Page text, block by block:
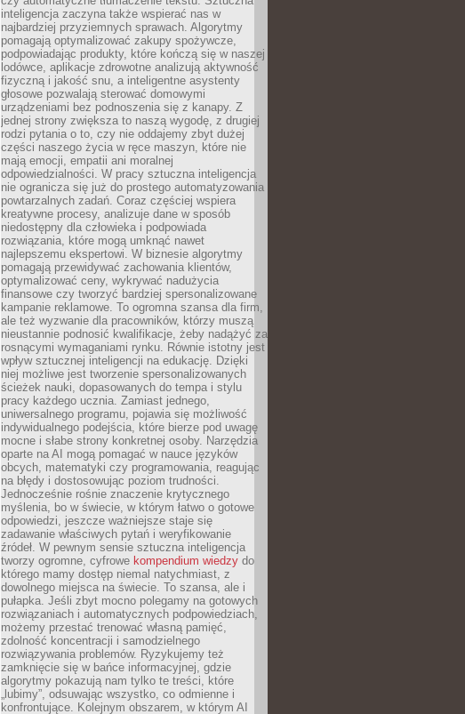
inteligencja zaczyna także wspierać nas w
najbardziej przyziemnych sprawach. Algorytmy
pomagają optymalizować zakupy spożywcze,
podpowiadając produkty, które kończą się w naszej
lodówce, aplikacje zdrowotne analizują aktywność
fizyczną i jakość snu, a inteligentne asystenty
głosowe pozwalają sterować domowymi
urządzeniami bez podnoszenia się z kanapy. Z
jednej strony zwiększa to naszą wygodę, z drugiej
rodzi pytania o to, czy nie oddajemy zbyt dużej
części naszego życia w ręce maszyn, które nie
mają emocji, empatii ani moralnej
odpowiedzialności. W pracy sztuczna inteligencja
nie ogranicza się już do prostego automatyzowania
powtarzalnych zadań. Coraz częściej wspiera
kreatywne procesy, analizuje dane w sposób
niedostępny dla człowieka i podpowiada
rozwiązania, które mogą umknąć nawet
najlepszemu ekspertowi. W biznesie algorytmy
pomagają przewidywać zachowania klientów,
optymalizować ceny, wykrywać nadużycia
finansowe czy tworzyć bardziej spersonalizowane
kampanie reklamowe. To ogromna szansa dla firm,
ale też wyzwanie dla pracowników, którzy muszą
nieustannie podnosić kwalifikacje, żeby nadążyć za
rosnącymi wymaganiami rynku. Równie istotny jest
wpływ sztucznej inteligencji na edukację. Dzięki
niej możliwe jest tworzenie spersonalizowanych
ścieżek nauki, dopasowanych do tempa i stylu
pracy każdego ucznia. Zamiast jednego,
uniwersalnego programu, pojawia się możliwość
indywidualnego podejścia, które bierze pod uwagę
mocne i słabe strony konkretnej osoby. Narzędzia
oparte na AI mogą pomagać w nauce języków
obcych, matematyki czy programowania, reagując
na błędy i dostosowując poziom trudności.
Jednocześnie rośnie znaczenie krytycznego
myślenia, bo w świecie, w którym łatwo o gotowe
odpowiedzi, jeszcze ważniejsze staje się
zadawanie właściwych pytań i weryfikowanie
źródeł. W pewnym sensie sztuczna inteligencja
tworzy ogromne, cyfrowe kompendium wiedzy do
którego mamy dostęp niemal natychmiast, z
dowolnego miejsca na świecie. To szansa, ale i
pułapka. Jeśli zbyt mocno polegamy na gotowych
rozwiązaniach i automatycznych podpowiedziach,
możemy przestać trenować własną pamięć,
zdolność koncentracji i samodzielnego
rozwiązywania problemów. Ryzykujemy też
zamknięcie się w bańce informacyjnej, gdzie
algorytmy pokazują nam tylko te treści, które
„lubimy”, odsuwając wszystko, co odmienne i
konfrontujące. Kolejnym obszarem, w którym AI